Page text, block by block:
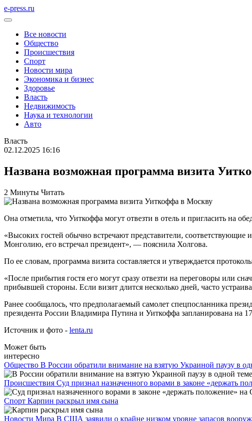
e-press.ru
Все новости
Общество
Происшествия
Спорт
Новости мира
Экономика и бизнес
Здоровье
Власть
Недвижимость
Наука и технологии
Авто
Власть
02.12.2025 16:16
Названа возможная программа визита
2 Минуты Читать
Она отметила, что Уиткоффа могут отвезти в отель и пригласить на
«Высоких гостей обычно встречают представители, соответствующие
Монголию, его встречал президент», — пояснила Холгова.
По ее словам, программа визита составляется и утверждается
«После прибытия гостя его могут сразу отвезти на переговоры или
прибывшей стороны. Если визит длится несколько дней, часто
Ранее сообщалось, что предполагаемый самолет спецпосланника
президента России Владимира Путина и Уиткоффа запланирована на
Источник и фото - lenta.ru
Может быть
интересно
Общество В России обратили внимание на взятую Украиной паузу в
Происшествия Суд признал назначенного ворами в законе «держать
Спорт Карпин раскрыл имя сына
Новости Мира В США заявили о крайне низком уровне запасов